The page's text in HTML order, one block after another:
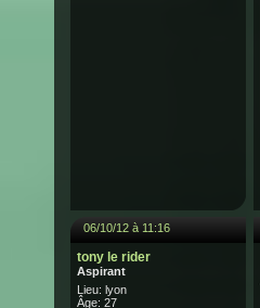
06/10/12 à 11:16
tony le rider
Aspirant
Lieu: lyon
Âge: 27